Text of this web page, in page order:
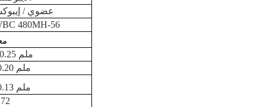
عضوي /
480MH-56
59.44 +/- 0.25 ملم
2.03 +/- 0.20 ملم
6.86 +/- 0.13 ملم